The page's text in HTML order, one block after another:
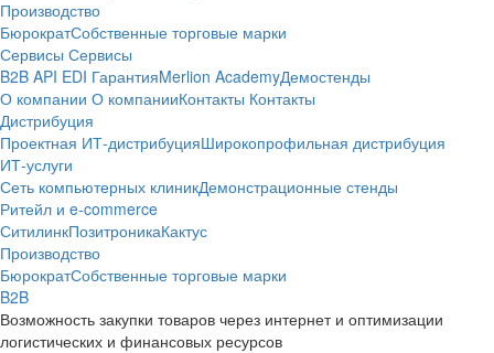
Производство
БюрократСобственные торговые марки
Сервисы Сервисы
B2B API EDI ГарантияMerlion AcademyДемостенды
О компании О компанииКонтакты Контакты
Дистрибуция
Проектная ИТ-дистрибуцияШирокопрофильная дистрибуция
ИТ-услуги
Сеть компьютерных клиникДемонстрационные стенды
Ритейл и e-commerce
СитилинкПозитроникаКактус
Производство
БюрократСобственные торговые марки
B2B
Возможность закупки товаров через интернет и оптимизации
логистических и финансовых ресурсов